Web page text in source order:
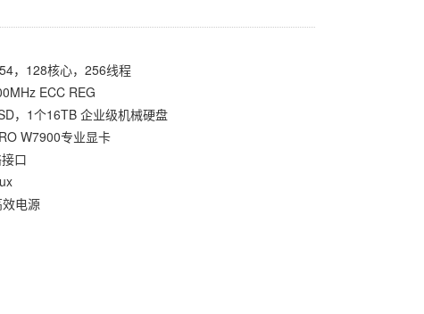
，128核心，256线程
ECC REG
，1个16TB 企业级机械硬盘
W7900专业显卡
口
电源